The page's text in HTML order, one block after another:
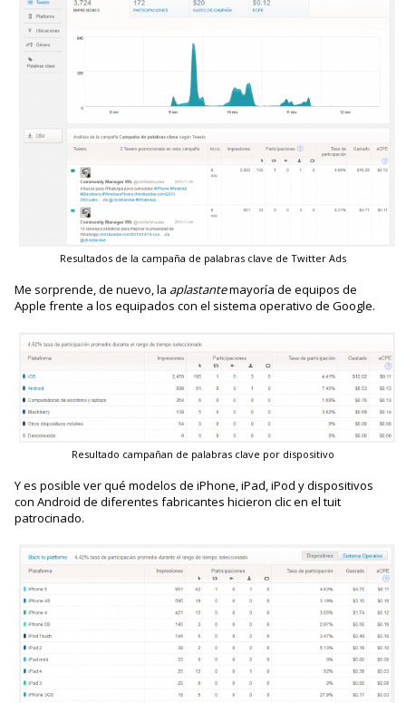
Resultados de la campaña de palabras clave de Twitter Ads
Me sorprende, de nuevo, la aplastantemayoría de equipos de
Apple frente a los equipados con el sistema operativo de Google.
Resultado campañan de palabras clave por dispositivo
Y es posible ver qué modelos de iPhone, iPad, iPod y dispositivos
con Android de diferentes fabricantes hicieron clic en el tuit
patrocinado.